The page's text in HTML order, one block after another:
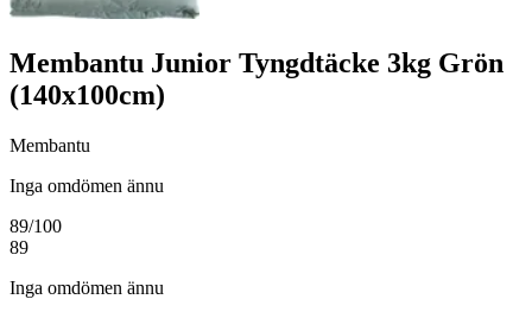
Membantu Junior Tyngdtäcke 3kg Grön
(140x100cm)
Membantu
Inga omdömen ännu
89/100
89
Inga omdömen ännu